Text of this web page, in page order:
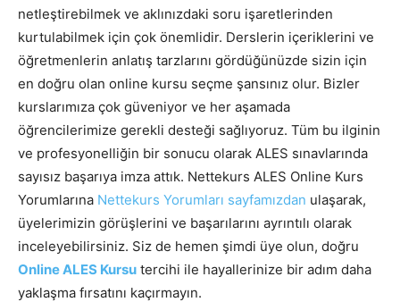
netleştirebilmek ve aklınızdaki soru işaretlerinden
kurtulabilmek için çok önemlidir. Derslerin içeriklerini ve
öğretmenlerin anlatış tarzlarını gördüğünüzde sizin için
en doğru olan online kursu seçme şansınız olur. Bizler
kurslarımıza çok güveniyor ve her aşamada
öğrencilerimize gerekli desteği sağlıyoruz. Tüm bu ilginin
ve profesyonelliğin bir sonucu olarak ALES sınavlarında
sayısız başarıya imza attık. Nettekurs ALES Online Kurs
Yorumlarına Nettekurs Yorumları sayfamızdan ulaşarak,
üyelerimizin görüşlerini ve başarılarını ayrıntılı olarak
inceleyebilirsiniz. Siz de hemen şimdi üye olun, doğru
Online ALES Kursu tercihi ile hayallerinize bir adım daha
yaklaşma fırsatını kaçırmayın.